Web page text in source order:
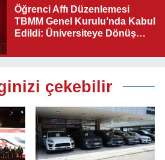
Öğrenci Affı Düzenlemesi
TBMM Genel Kurulu’nda Kabul
Edildi: Üniversiteye Dönüş
çekebilir